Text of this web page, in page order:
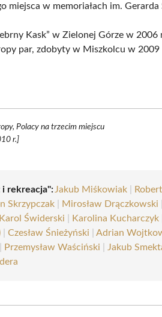
miejsca w memoriałach im. Gerarda
Kask” w Zielonej Górze w 2006
par, zdobyty w Miszkolcu w 2009
Polacy na trzecim miejscu
r.]
i rekreacja": Jakub Miśkowiak
Robert
Skrzypczak Mirosław Drączkowski
Karol Świderski Karolina Kucharczyk
|Czesław Śnieżyński |Adrian
Przemysław Waściński Jakub